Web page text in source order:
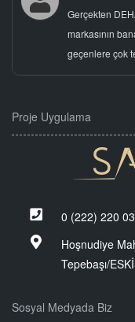
Gerçekten
markasının
geçenlere çok
Proje Uygulama
0 (222) 220
Hoşnudiye
Tepebaşı/
Sosyal Medyada Biz